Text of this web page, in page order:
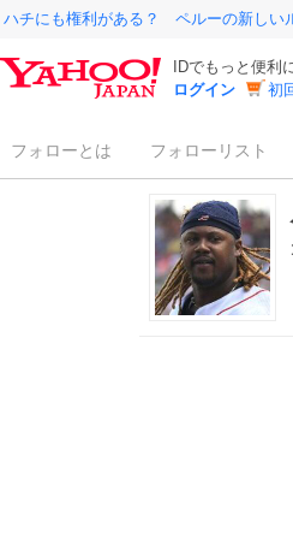
ハチにも権利がある？ ペルーの新しい
IDでもっと便利
ログイン
初
フォローとは フォローリスト